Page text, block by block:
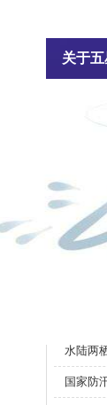
关于五
+
+ 联系
水陆两
国家防